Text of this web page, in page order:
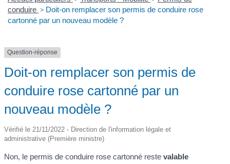
conduire > Doit-on remplacer son permis de conduire rose
cartonné par un nouveau modèle ?
Question-réponse
Doit-on remplacer son permis de
conduire rose cartonné par un
nouveau modèle ?
Vérifié le 21/11/2022 - Direction de l'information légale et
administrative (Première ministre)
Non, le permis de conduire rose cartonné restevalable